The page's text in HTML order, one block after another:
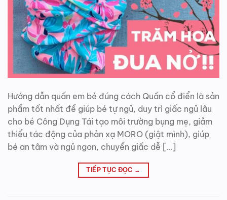
Hướng dẫn quấn em bé đúng cách Quấn cổ điển là sản
phẩm tốt nhất để giúp bé tự ngủ, duy trì giấc ngủ lâu
cho bé Công Dụng Tái tạo môi trường bụng mẹ, giảm
thiểu tác động của phản xạ MORO (giật mình), giúp
bé an tâm và ngủ ngon, chuyển giấc dễ […]
TIẾP TỤC ĐỌC →